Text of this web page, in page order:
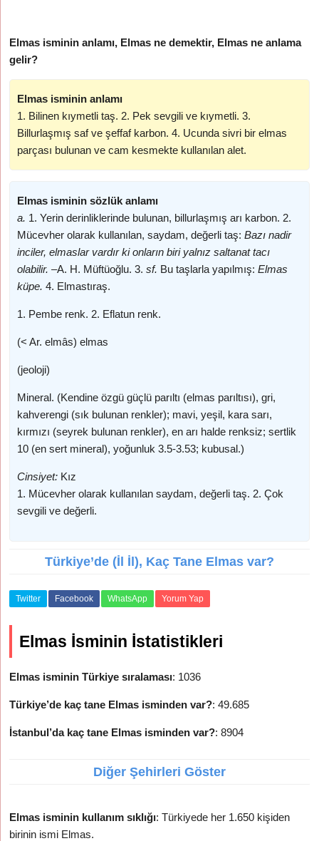
Elmas isminin anlamı, Elmas ne demektir, Elmas ne anlama
gelir?
Elmas isminin anlamı
1. Bilinen kıymetli taş. 2. Pek sevgili ve kıymetli. 3.
Billurlaşmış saf ve şeffaf karbon. 4. Ucunda sivri bir elmas
parçası bulunan ve cam kesmekte kullanılan alet.
Elmas isminin sözlük anlamı
a. 1. Yerin derinliklerinde bulunan, billurlaşmış arı karbon. 2.
Mücevher olarak kullanılan, saydam, değerli taş: Bazı nadir
inciler, elmaslar vardır ki onların biri yalnız saltanat tacı
olabilir. –A. H. Müftüoğlu. 3.sf. Bu taşlarla yapılmış: Elmas
küpe. 4. Elmastıraş.
1. Pembe renk. 2. Eflatun renk.
(< Ar. elmâs) elmas
(jeoloji)
Mineral. (Kendine özgü güçlü parıltı (elmas parıltısı), gri,
kahverengi (sık bulunan renkler); mavi, yeşil, kara sarı,
kırmızı (seyrek bulunan renkler), en arı halde renksiz; sertlik
10 (en sert mineral), yoğunluk 3.5-3.53; kubusal.)
Cinsiyet: Kız
1. Mücevher olarak kullanılan saydam, değerli taş. 2. Çok
sevgili ve değerli.
Türkiye’de (İl İl), Kaç Tane Elmas var?
Twitter Facebook WhatsApp Yorum Yap
Elmas İsminin İstatistikleri
Elmas isminin Türkiye sıralaması: 1036
Türkiye’de kaç tane Elmas isminden var?: 49.685
İstanbul’da kaç tane Elmas isminden var?: 8904
Diğer Şehirleri Göster
Elmas isminin kullanım sıklığı: Türkiyede her 1.650 kişiden
birinin ismi Elmas.